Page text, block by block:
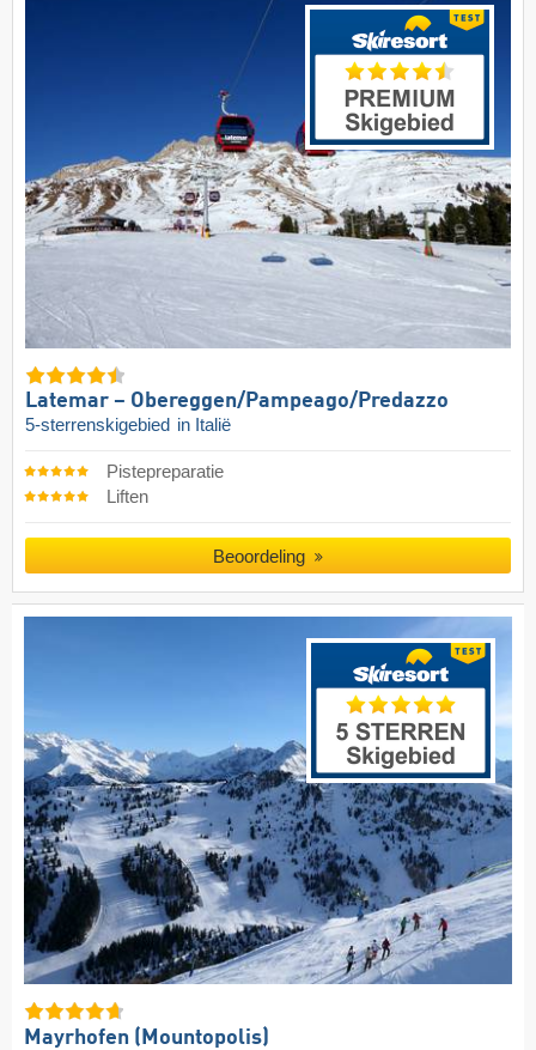
Latemar – Obereggen/​Pampeago/​Predazzo
5-sterrenskigebied in Italië
Pistepreparatie
Liften
Beoordeling
Mayrhofen (Mountopolis)